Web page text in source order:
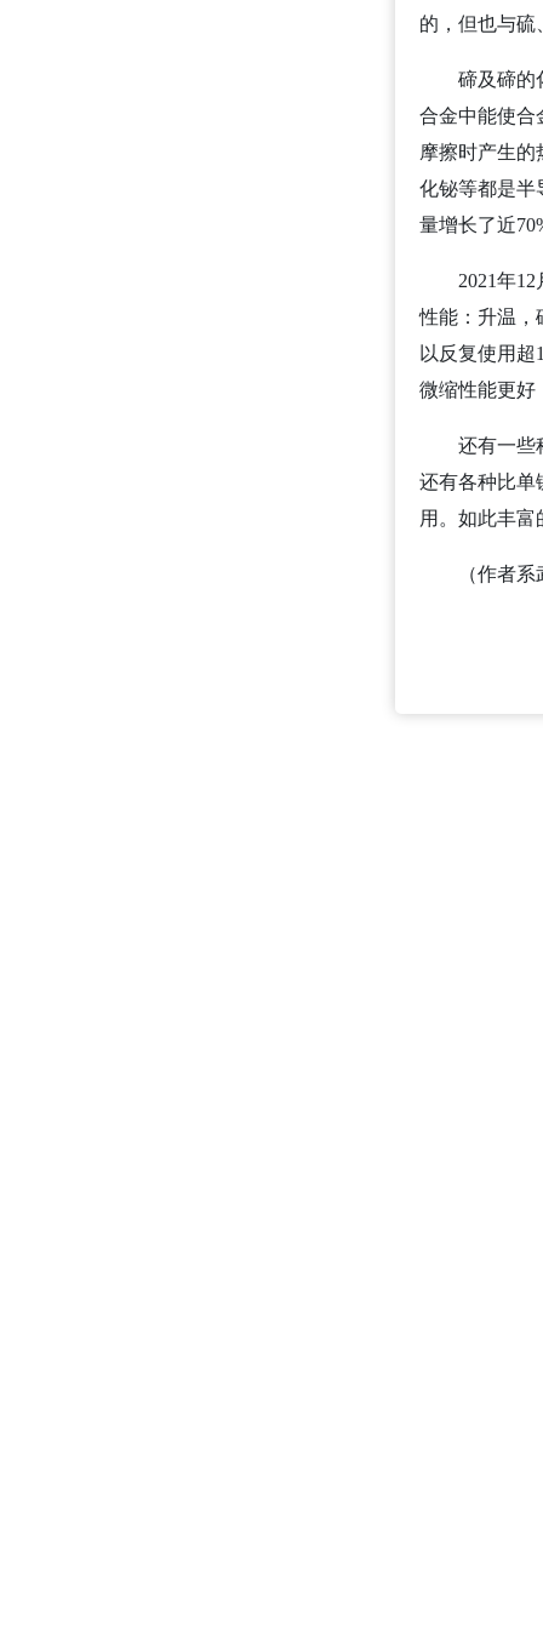
的，但也与硫
碲及碲的
合金中能使合
摩擦时产生
化铋等都是半
量增长了近
2021年
性能：升温，
以反复使用
微缩性能更好
还有一些
还有各种比
用。如此丰
（作者